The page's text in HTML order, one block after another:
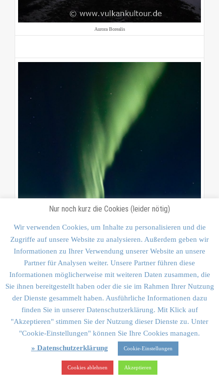
Aurora Borealis
Spektakuläre Nordlichter!
Aurora Borealis
Nur noch kurz die Cookies (leider nötig)
Wir verwenden Cookies, um Inhalte zu personalisieren und die
Zugriffe auf unsere Website zu analysieren. Außerdem geben wir
Informationen zu Ihrer Verwendung unserer Website an unsere
Partner für Analysen weiter. Unsere Partner führen diese
Informationen möglicherweise mit weiteren Daten zusammen, die
Sie ihnen bereitgestellt haben oder die sie im Rahmen Ihrer Nutzung
der Dienste gesammelt haben. Ausführliche Informationen dazu
finden Sie in unserer Datenschutzerklärung. Mit Klick auf
"Akzeptieren" stimmen Sie der Nutzung dieser Dienste zu. Unter
"Cookie-Einstellungen" können Sie Ihre Cookies managen.
» Datenschutzerklärung
Cookie-Einstellungen
Cookies ablehnen Akzeptieren